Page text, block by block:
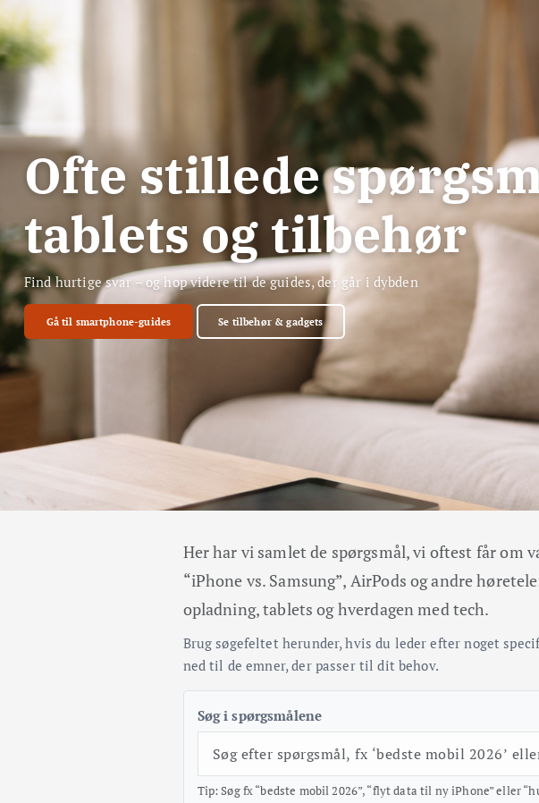
Ofte stillede
tablets og tilbehør
Find hurtige svar – og hop videre til de guides, der går i dybden
Gå til smartphone-guides Se tilbehør & gadgets
Her har vi samlet de spørgsmål, vi oftest får om
“iPhone vs. Samsung”, AirPods og andre
opladning, tablets og hverdagen med tech.
Brug søgefeltet herunder, hvis du leder efter noget
ned til de emner, der passer til dit behov.
Søg i spørgsmålene
Tip: Søg fx “bedste mobil 2026”, “flyt data til ny iPhone” eller